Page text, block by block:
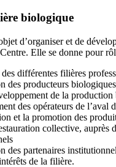
biologique
d’organiser et de
Elle se donne pour
différentes filières
des producteurs
de la
des opérateurs de l’aval
et la promotion des
collective, auprès
des partenaires
de la filière.